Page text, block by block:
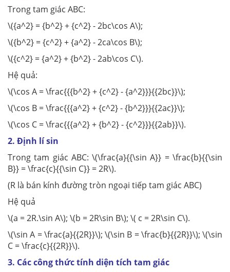
Trong tam giác ABC:
\({a^2} = {b^2} + {c^2} - 2bc\cos A\);
\({b^2} = {c^2} + {a^2} - 2ca\cos B\);
\({c^2} = {a^2} + {b^2} - 2ab\cos C\).
Hệ quả:
\(\cos A = \frac{{{b^2} + {c^2} - {a^2}}}{{2bc}}\);
\(\cos B = \frac{{{a^2} + {c^2} - {b^2}}}{{2ac}}\);
\(\cos C = \frac{{{a^2} + {b^2} - {c^2}}}{{2ab}}\).
2. Định lí sin
Trong tam giác ABC: \(\frac{a}{{\sin A}} = \frac{b}{{\sin
B}} = \frac{c}{{\sin C}} = 2R\).
(R là bán kính đường tròn ngoại tiếp tam giác ABC)
Hệ quả
\(a = 2R.\sin A\); \(b = 2R\sin B\); \( c = 2R\sin C\).
\(\sin A = \frac{a}{{2R}}\); \(\sin B = \frac{b}{{2R}}\); \(\sin
C = \frac{c}{{2R}}\).
3. Các công thức tính diện tích tam giác